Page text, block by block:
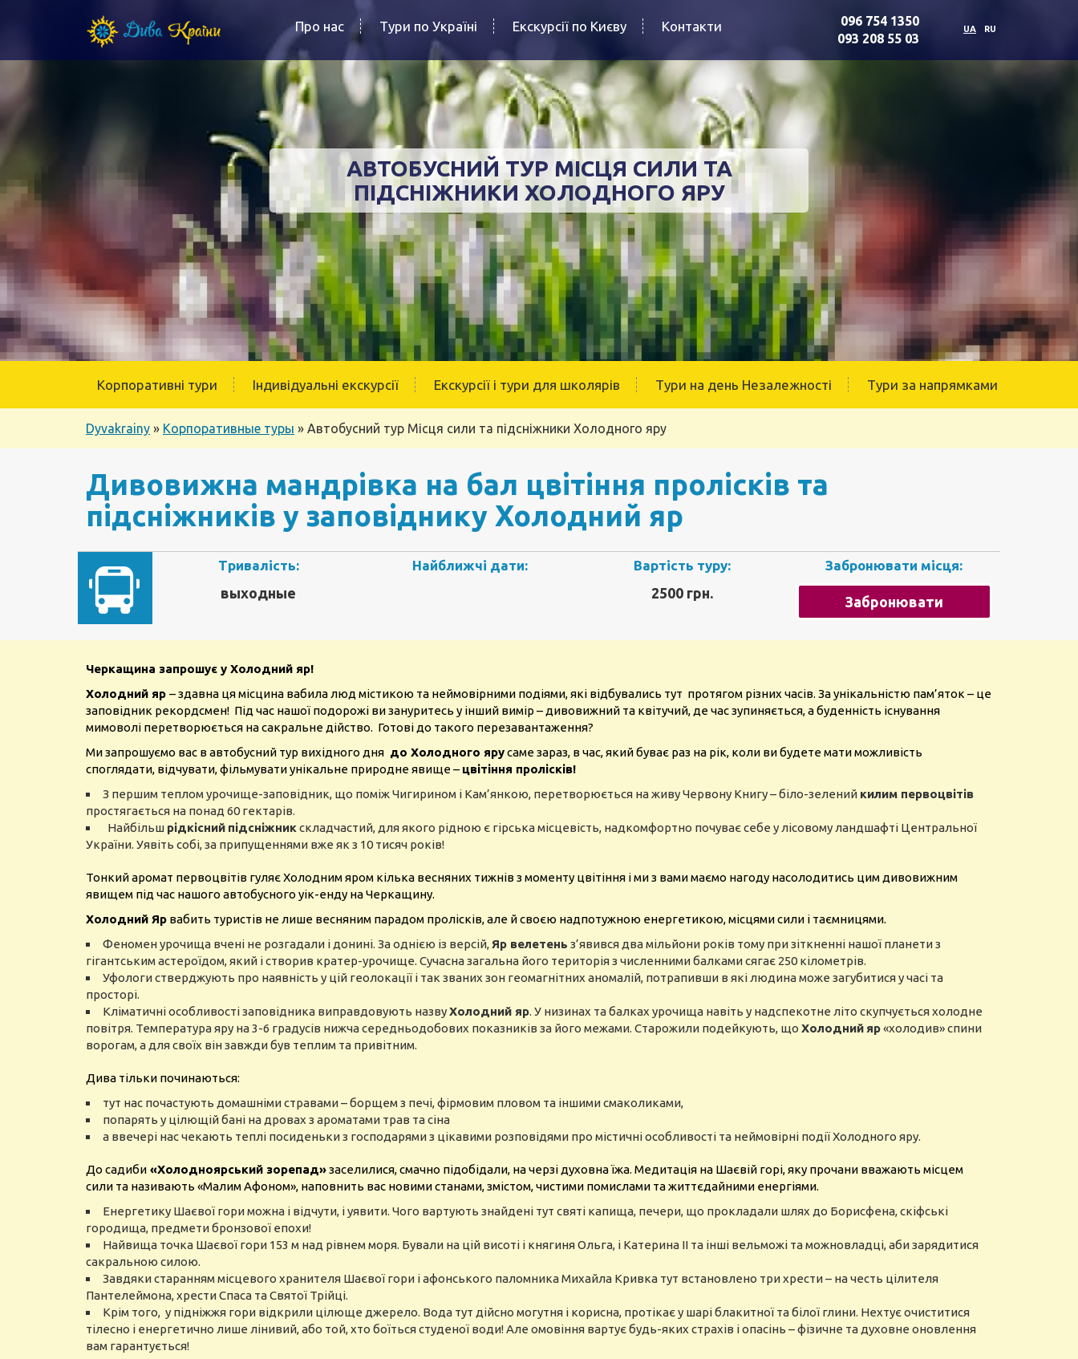
Про нас Тури по Україні Екскурсії по Києву Контакти
096 754 1350
093 208 55 03
UA RU
АВТОБУСНИЙ ТУР МІСЦЯ СИЛИ ТА
ПІДСНІЖНИКИ ХОЛОДНОГО ЯРУ
Корпоративні тури Індивідуальні екскурсії Екскурсії і тури для школярів Тури на день Незалежності Тури за напрямками
Dyvakrainy » Корпоративные туры » Автобусний тур Місця сили та підсніжники Холодного яру
Дивовижна мандрівка на бал цвітіння пролісків та
підсніжників у заповіднику Холодний яр
Тривалість:
выходные
Найближчі дати: Вартість туру:
2500 грн.
Забронювати місця:
Забронювати
Черкащина запрошує у Холодний яр!
Холодний яр – здавна ця місцина вабила люд містикою та неймовірними подіями, які відбувались тут протягом різних часів. За унікальністю пам’яток – це
заповідник рекордсмен! Під час нашої подорожі ви зануритесь у інший вимір – дивовижний та квітучий, де час зупиняється, а буденність існування
мимоволі перетворюється на сакральне дійство. Готові до такого перезавантаження?
Ми запрошуємо вас в автобусний тур вихідного дня до Холодного ярусаме зараз, в час, який буває раз на рік, коли ви будете мати можливість
споглядати, відчувати, фільмувати унікальне природне явище – цвітіння пролісків!
З першим теплом урочище-заповідник, що поміж Чигирином і Кам’янкою, перетворюється на живу Червону Книгу – біло-зелений килим первоцвітів
простягається на понад 60 гектарів.
Найбільш рідкісний підсніжникскладчастий, для якого рідною є гірська місцевість, надкомфортно почуває себе у лісовому ландшафті Центральної
України. Уявіть собі, за припущеннями вже як з 10 тисяч років!
Тонкий аромат первоцвітів гуляє Холодним яром кілька весняних тижнів з моменту цвітіння і ми з вами маємо нагоду насолодитись цим дивовижним
явищем під час нашого автобусного уік-енду на Черкащину.
Холодний Яр вабить туристів не лише весняним парадом пролісків, але й своєю надпотужною енергетикою, місцями сили і таємницями.
Феномен урочища вчені не розгадали і донині. За однією із версій, Яр велетень з’явився два мільйони років тому при зіткненні нашої планети з
гігантським астероїдом, який і створив кратер-урочище. Сучасна загальна його територія з численними балками сягає 250 кілометрів.
Уфологи стверджують про наявність у цій геолокації і так званих зон геомагнітних аномалій, потрапивши в які людина може загубитися у часі та
просторі.
Кліматичні особливості заповідника виправдовують назвуХолодний яр. У низинах та балках урочища навіть у надспекотне літо скупчується холодне
повітря. Температура яру на 3-6 градусів нижча середньодобових показників за його межами. Старожили подейкують, що Холодний яр«холодив» спини
ворогам, а для своїх він завжди був теплим та привітним.
Дива тільки починаються:
тут нас почастують домашніми стравами – борщем з печі, фірмовим пловом та іншими смаколиками,
попарять у цілющій бані на дровах з ароматами трав та сіна
а ввечері нас чекають теплі посиденьки з господарями з цікавими розповідями про містичні особливості та неймовірні події Холодного яру.
До садиби «Холодноярський зорепад»заселилися, смачно підобідали, на черзі духовна їжа. Медитація на Шаєвій горі, яку прочани вважають місцем
сили та називають «Малим Афоном», наповнить вас новими станами, змістом, чистими помислами та життєдайними енергіями.
Енергетику Шаєвої гори можна і відчути, і уявити. Чого вартують знайдені тут святі капища, печери, що прокладали шлях до Борисфена, скіфські
городища, предмети бронзової епохи!
Найвища точка Шаєвої гори 153 м над рівнем моря. Бували на цій висоті і княгиня Ольга, і Катерина II та інші вельможі та можновладці, аби зарядитися
сакральною силою.
Завдяки старанням місцевого хранителя Шаєвої гори і афонського паломника Михайла Кривка тут встановлено три хрести – на честь цілителя
Пантелеймона, хрести Спаса та Святої Трійці.
Крім того, у підніжжя гори відкрили цілюще джерело. Вода тут дійсно могутня і корисна, протікає у шарі блакитної та білої глини. Нехтує очиститися
тілесно і енергетично лише лінивий, або той, хто боїться студеної води! Але омовіння вартує будь-яких страхів і опасінь – фізичне та духовне оновлення
вам гарантується!